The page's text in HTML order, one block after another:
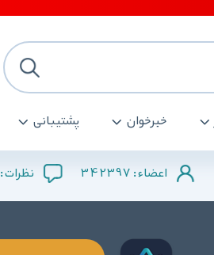
خبرخوان پشتیبانی
اعضاء : 342397 نظرات :